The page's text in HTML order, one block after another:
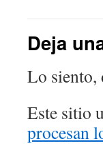
Deja
Lo siento,
Este sitio
procesan